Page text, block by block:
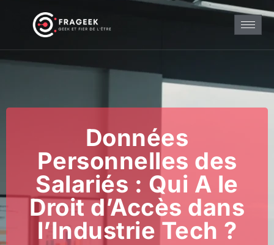
Données
Personnelles des
Salariés : Qui A le
Droit d’Accès dans
l’Industrie Tech ?